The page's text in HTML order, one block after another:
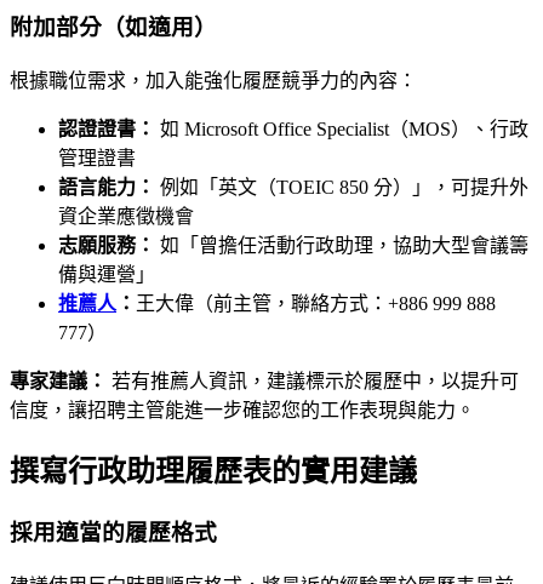
附加部分（如適用）
根據職位需求，加入能強化履歷競爭力的內容：
認證證書： 如 Microsoft Office Specialist（MOS）、行政
管理證書
語言能力： 例如「英文（TOEIC 850 分）」，可提升外
資企業應徵機會
志願服務： 如「曾擔任活動行政助理，協助大型會議籌
備與運營」
推薦人 ： 王大偉（前主管，聯絡方式：+886 999 888
777）
專家建議： 若有推薦人資訊，建議標示於履歷中，以提升可
信度，讓招聘主管能進一步確認您的工作表現與能力。
撰寫行政助理履歷表的實用建議
採用適當的履歷格式